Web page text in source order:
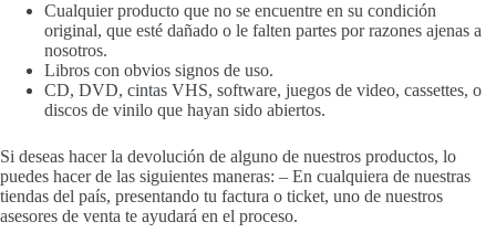
Cualquier producto que no se encuentre en su condición
original, que esté dañado o le falten partes por razones ajenas a
nosotros.
Libros con obvios signos de uso.
CD, DVD, cintas VHS, software, juegos de video, cassettes, o
discos de vinilo que hayan sido abiertos.
Si deseas hacer la devolución de alguno de nuestros productos, lo
puedes hacer de las siguientes maneras: – En cualquiera de nuestras
tiendas del país, presentando tu factura o ticket, uno de nuestros
asesores de venta te ayudará en el proceso.